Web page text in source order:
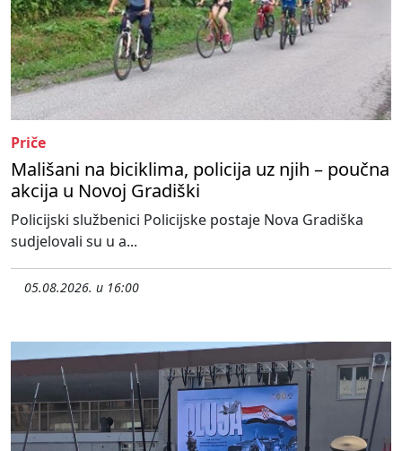
Priče
Mališani na biciklima, policija uz njih – poučna
akcija u Novoj Gradiški
Policijski službenici Policijske postaje Nova Gradiška
sudjelovali su u a...
05.08.2026. u 16:00